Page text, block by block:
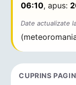
06:10, apus:
Date actualizate
CUPRINS